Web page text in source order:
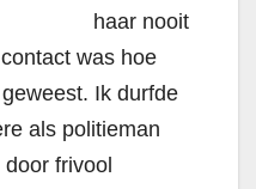
haar nooit
was hoe
Ik durfde
als politieman
frivool